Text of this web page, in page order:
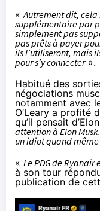
«Autrement dit,
supplémentaire par
simplement pas
pas prêts à payer
ils l’utiliseront, mais
pour s’y connecter».
Habitué des
négociations
notamment avec
O’Leary a profité
qu’il pensait
attention à Elon
un idiot quand même
« Le PDG de Ryanair
à son tour
publication de